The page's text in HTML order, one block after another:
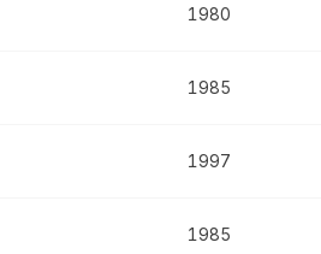
1980
1985
1997
1985